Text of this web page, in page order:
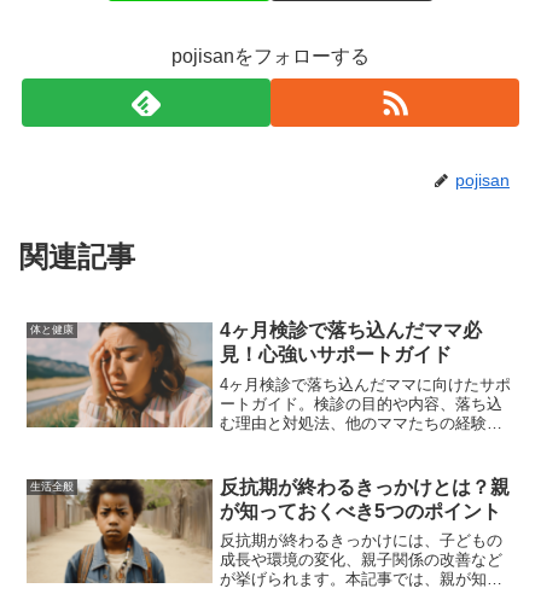
pojisanをフォローする
pojisan
関連記事
体と健康
4ヶ月検診で落ち込んだママ必
見！心強いサポートガイド
4ヶ月検診で落ち込んだママに向けたサポ
ートガイド。検診の目的や内容、落ち込
む理由と対処法、他のママたちの経験
果を前向きに捉えるためのアドバイスを
詳しく紹介します。
生活全般
反抗期が終わるきっかけとは？親
が知っておくべき5つのポイント
反抗期が終わるきっかけには、子どもの
成長や環境の変化、親子関係の改善など
が挙げられます。本記事では、親が知っ